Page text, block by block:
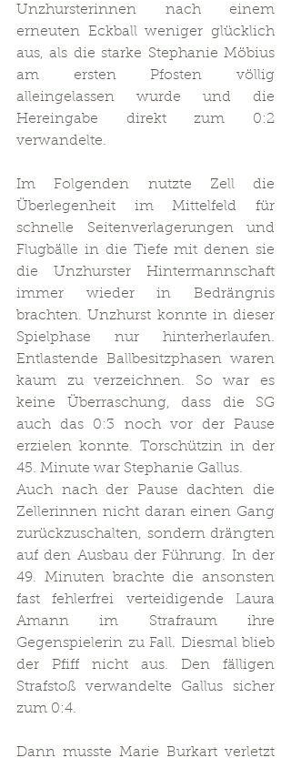
Unzhursterinnen nach einem
erneuten Eckball weniger glücklich
aus, als die starke Stephanie Möbius
am ersten Pfosten völlig
alleingelassen wurde und die
Hereingabe direkt zum 0:2
verwandelte.
Im Folgenden nutzte Zell die
Überlegenheit im Mittelfeld für
schnelle Seitenverlagerungen und
Flugbälle in die Tiefe mit denen sie
die Unzhurster Hintermannschaft
immer wieder in Bedrängnis
brachten. Unzhurst konnte in dieser
Spielphase nur hinterherlaufen.
Entlastende Ballbesitzphasen waren
kaum zu verzeichnen. So war es
keine Überraschung, dass die SG
auch das 0:3 noch vor der Pause
erzielen konnte. Torschützin in der
45. Minute war Stephanie Gallus.
Auch nach der Pause dachten die
Zellerinnen nicht daran einen Gang
zurückzuschalten, sondern drängten
auf den Ausbau der Führung. In der
49. Minuten brachte die ansonsten
fast fehlerfrei verteidigende Laura
Amann im Strafraum ihre
Gegenspielerin zu Fall. Diesmal blieb
der Pfiff nicht aus. Den fälligen
Strafstoß verwandelte Gallus sicher
zum 0:4.
Dann musste Marie Burkart verletzt